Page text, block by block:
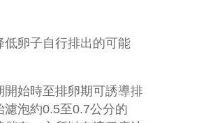
卵子自行排出的可能
始時至排卵期可誘導排
泡約0.5至0.7公分的